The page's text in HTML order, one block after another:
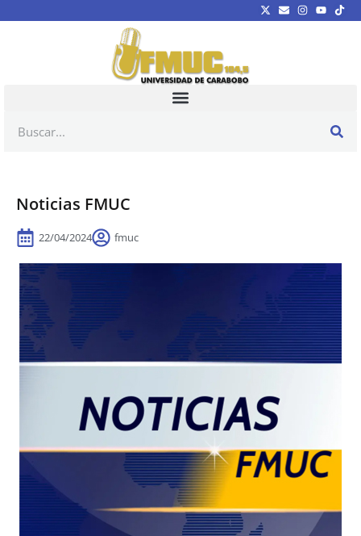
Noticias FMUC
22/04/2024 fmuc